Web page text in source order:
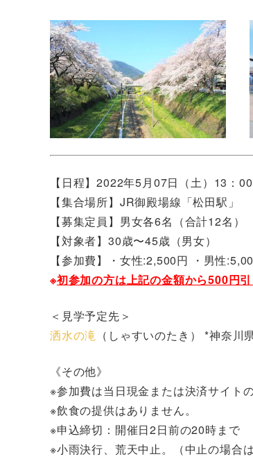
【日程】2022年5月07日（土）13：
【集合場所】JR御殿場線「松田駅」
【募集定員】男女各6名（合計12名）
【対象者】30歳〜45歳（男女）
【参加費】・女性:2,500円 ・男性
※初参加の方は上記の金額から500円引
＜見学予定先＞
洒水の滝 （しゃすいのたき） *神奈川
《その他》
※参加費は当日現金または決済サイト
※飲食の提供はありません。
※申込締切：開催日2日前の20時まで
※小雨決行、荒天中止。（中止の場合